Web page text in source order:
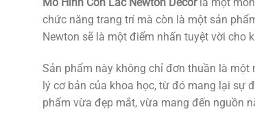
chức năng trang trí mà còn là một sản
Newton sẽ là một điểm nhấn tuyệt vời cho
Sản phẩm này không chỉ đơn thuần là
lý cơ bản của khoa học, từ đó mang lại sự
phẩm vừa đẹp mắt, vừa mang đến nguồn